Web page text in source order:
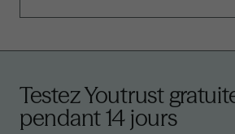
Testez Youtrust
pendant 14 jours